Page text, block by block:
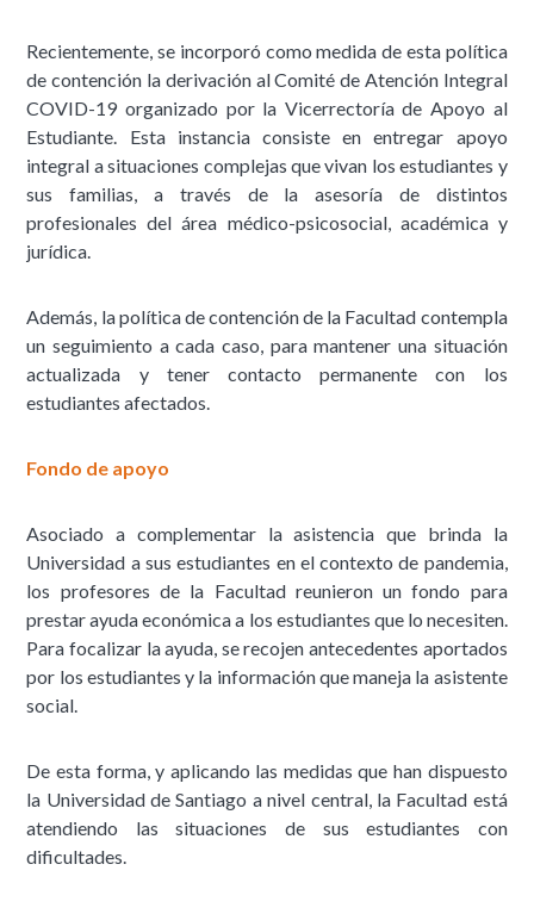
Recientemente, se incorporó como medida de esta política
de contención la derivación al Comité de Atención Integral
COVID-19 organizado por la Vicerrectoría de Apoyo al
Estudiante. Esta instancia consiste en entregar apoyo
integral a situaciones complejas que vivan los estudiantes y
sus familias, a través de la asesoría de distintos
profesionales del área médico-psicosocial, académica y
jurídica.
Además, la política de contención de la Facultad contempla
un seguimiento a cada caso, para mantener una situación
actualizada y tener contacto permanente con los
estudiantes afectados.
Fondo de apoyo
Asociado a complementar la asistencia que brinda la
Universidad a sus estudiantes en el contexto de pandemia,
los profesores de la Facultad reunieron un fondo para
prestar ayuda económica a los estudiantes que lo necesiten.
Para focalizar la ayuda, se recojen antecedentes aportados
por los estudiantes y la información que maneja la asistente
social.
De esta forma, y aplicando las medidas que han dispuesto
la Universidad de Santiago a nivel central, la Facultad está
atendiendo las situaciones de sus estudiantes con
dificultades.